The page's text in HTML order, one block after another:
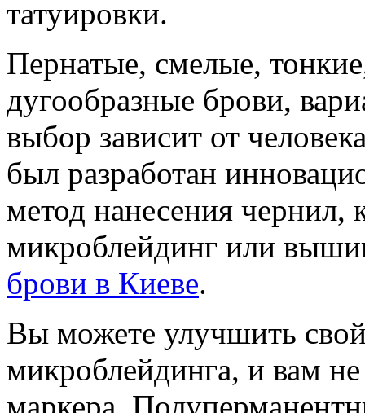
татуировки.
Пернатые, смелые,
дугообразные брови,
выбор зависит от
был разработан
метод нанесения чернил,
микроблейдинг или
брови в Киеве.
Вы можете улучшить
микроблейдинга, и вам